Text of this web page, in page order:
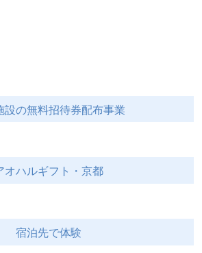
設の無料招待券配布事業
オハルギフト・京都
宿泊先で体験